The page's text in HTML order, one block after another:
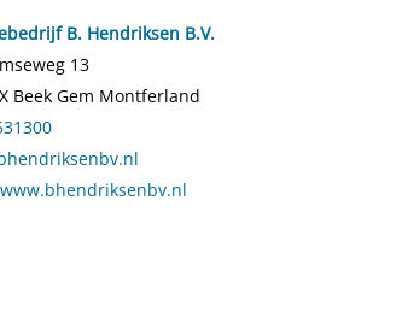
B. Hendriksen B.V.
13
Beek Gem Montferland